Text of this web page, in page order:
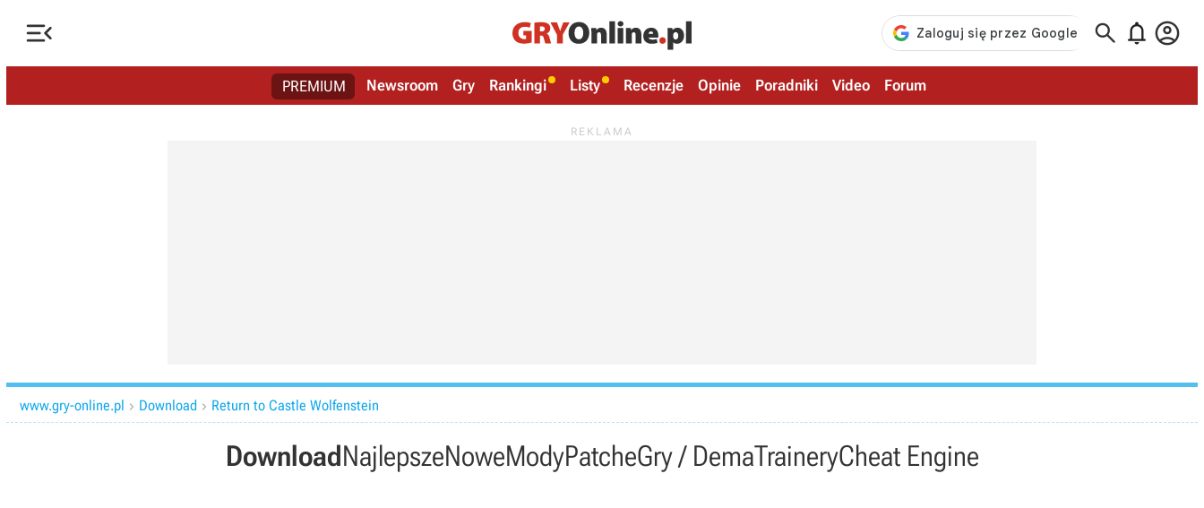
   
PREMIUM Newsroom Gry Rankingi Listy Recenzje Opinie Poradniki Video Forum
www.gry-online.pl  Download  Return to Castle Wolfenstein
DownloadNajlepszeNoweModyPatcheGry / DemaTraineryCheat Engine